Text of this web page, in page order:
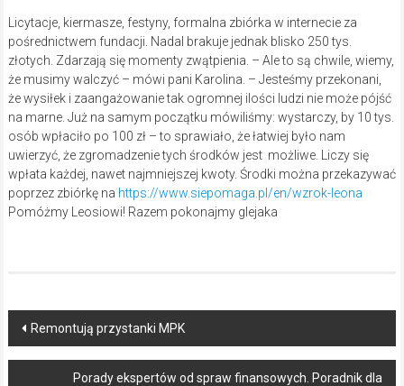
Licytacje, kiermasze, festyny, formalna zbiórka w internecie za
pośrednictwem fundacji. Nadal brakuje jednak blisko 250 tys.
złotych. Zdarzają się momenty zwątpienia. – Ale to są chwile, wiemy,
że musimy walczyć – mówi pani Karolina. – Jesteśmy przekonani,
że wysiłek i zaangażowanie tak ogromnej ilości ludzi nie może pójść
na marne. Już na samym początku mówiliśmy: wystarczy, by 10 tys.
osób wpłaciło po 100 zł – to sprawiało, że łatwiej było nam
uwierzyć, że zgromadzenie tych środków jest możliwe. Liczy się
wpłata każdej, nawet najmniejszej kwoty. Środki można przekazywać
poprzez zbiórkę na https://www.siepomaga.pl/en/wzrok-leona
Pomóżmy Leosiowi! Razem pokonajmy glejaka
Post
navigation
Remontują przystanki MPK
Porady ekspertów od spraw finansowych. Poradnik dla